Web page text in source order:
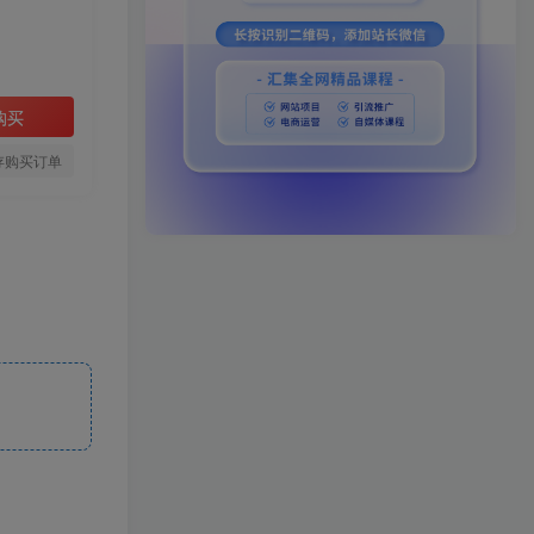
买
买订单